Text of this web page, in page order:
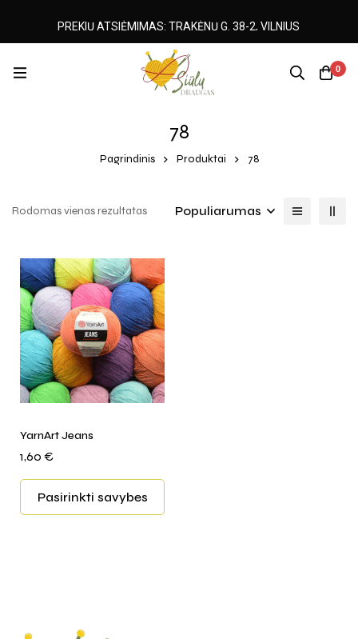
0
78
Pagrindinis Produktai 78
Rodomas vienas rezultatas Populiarumas
YarnArt Jeans
1,60 €
Pasirinkti savybes
PREKIŲ ATSIĖMIMAS: TRAKĖNŲ G. 38-2, VILNIUS